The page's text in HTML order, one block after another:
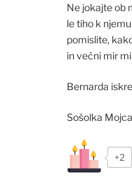
Ne jokajte ob
le tiho k
pomislite,
in večni mir
Bernarda
Sošolka
+2